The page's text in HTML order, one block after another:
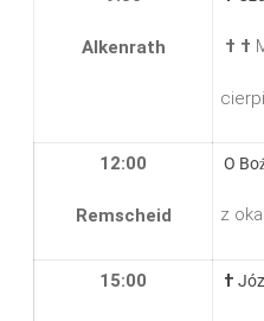
Alkenrath † †
12:00
Remscheid
O
z
15:00 †